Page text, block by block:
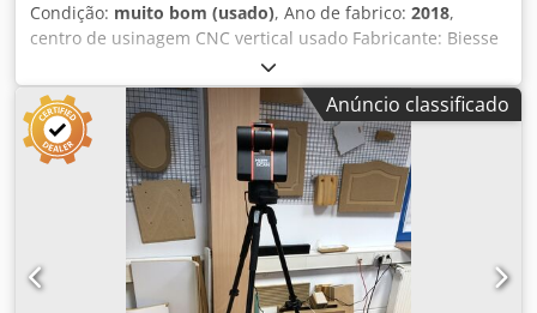
Condição: muito bom (usado), Ano de fabrico: 2018,
centro de usinagem CNC vertical usado Fabricante: Biesse
Modelo: Skipper V31 Ano de fabricação: 2018
posicionamento automático do grampo de aperto pré-
posicionamento e detecção do ponto zero por meio de
fotocélula mesas de trabalho com almofadas de ar rolos de
pressão e dispositivo de pressão vertical opcional:
dispositivos de alimentação e descarga área de trabalho X
200 – 3200 mm Csdszl Aqaepfx Alcjrf área de trabalho Y 70
– 900 mm área de trabalho Z 10 – 00 mm unidade de
trabalho BH17 com: -mandris de perfuração verticais, 10
unidades -mandris de perfuração horizontais em X, 4
Anúncio classificado